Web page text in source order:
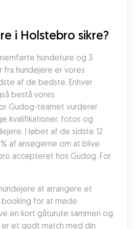
i Holstebro sikre?
hundeture og 3
fra hundejere er vores
af de bedste. Enhver
bestå vores
Gudog-teamet vurderer
kvalifikationer, fotos og
I løbet af de sidste 12
af ansøgerne om at blive
accepteret hos Gudog. For
at arrangere et
for at møde
en kort gåturute sammen og
et godt match med din